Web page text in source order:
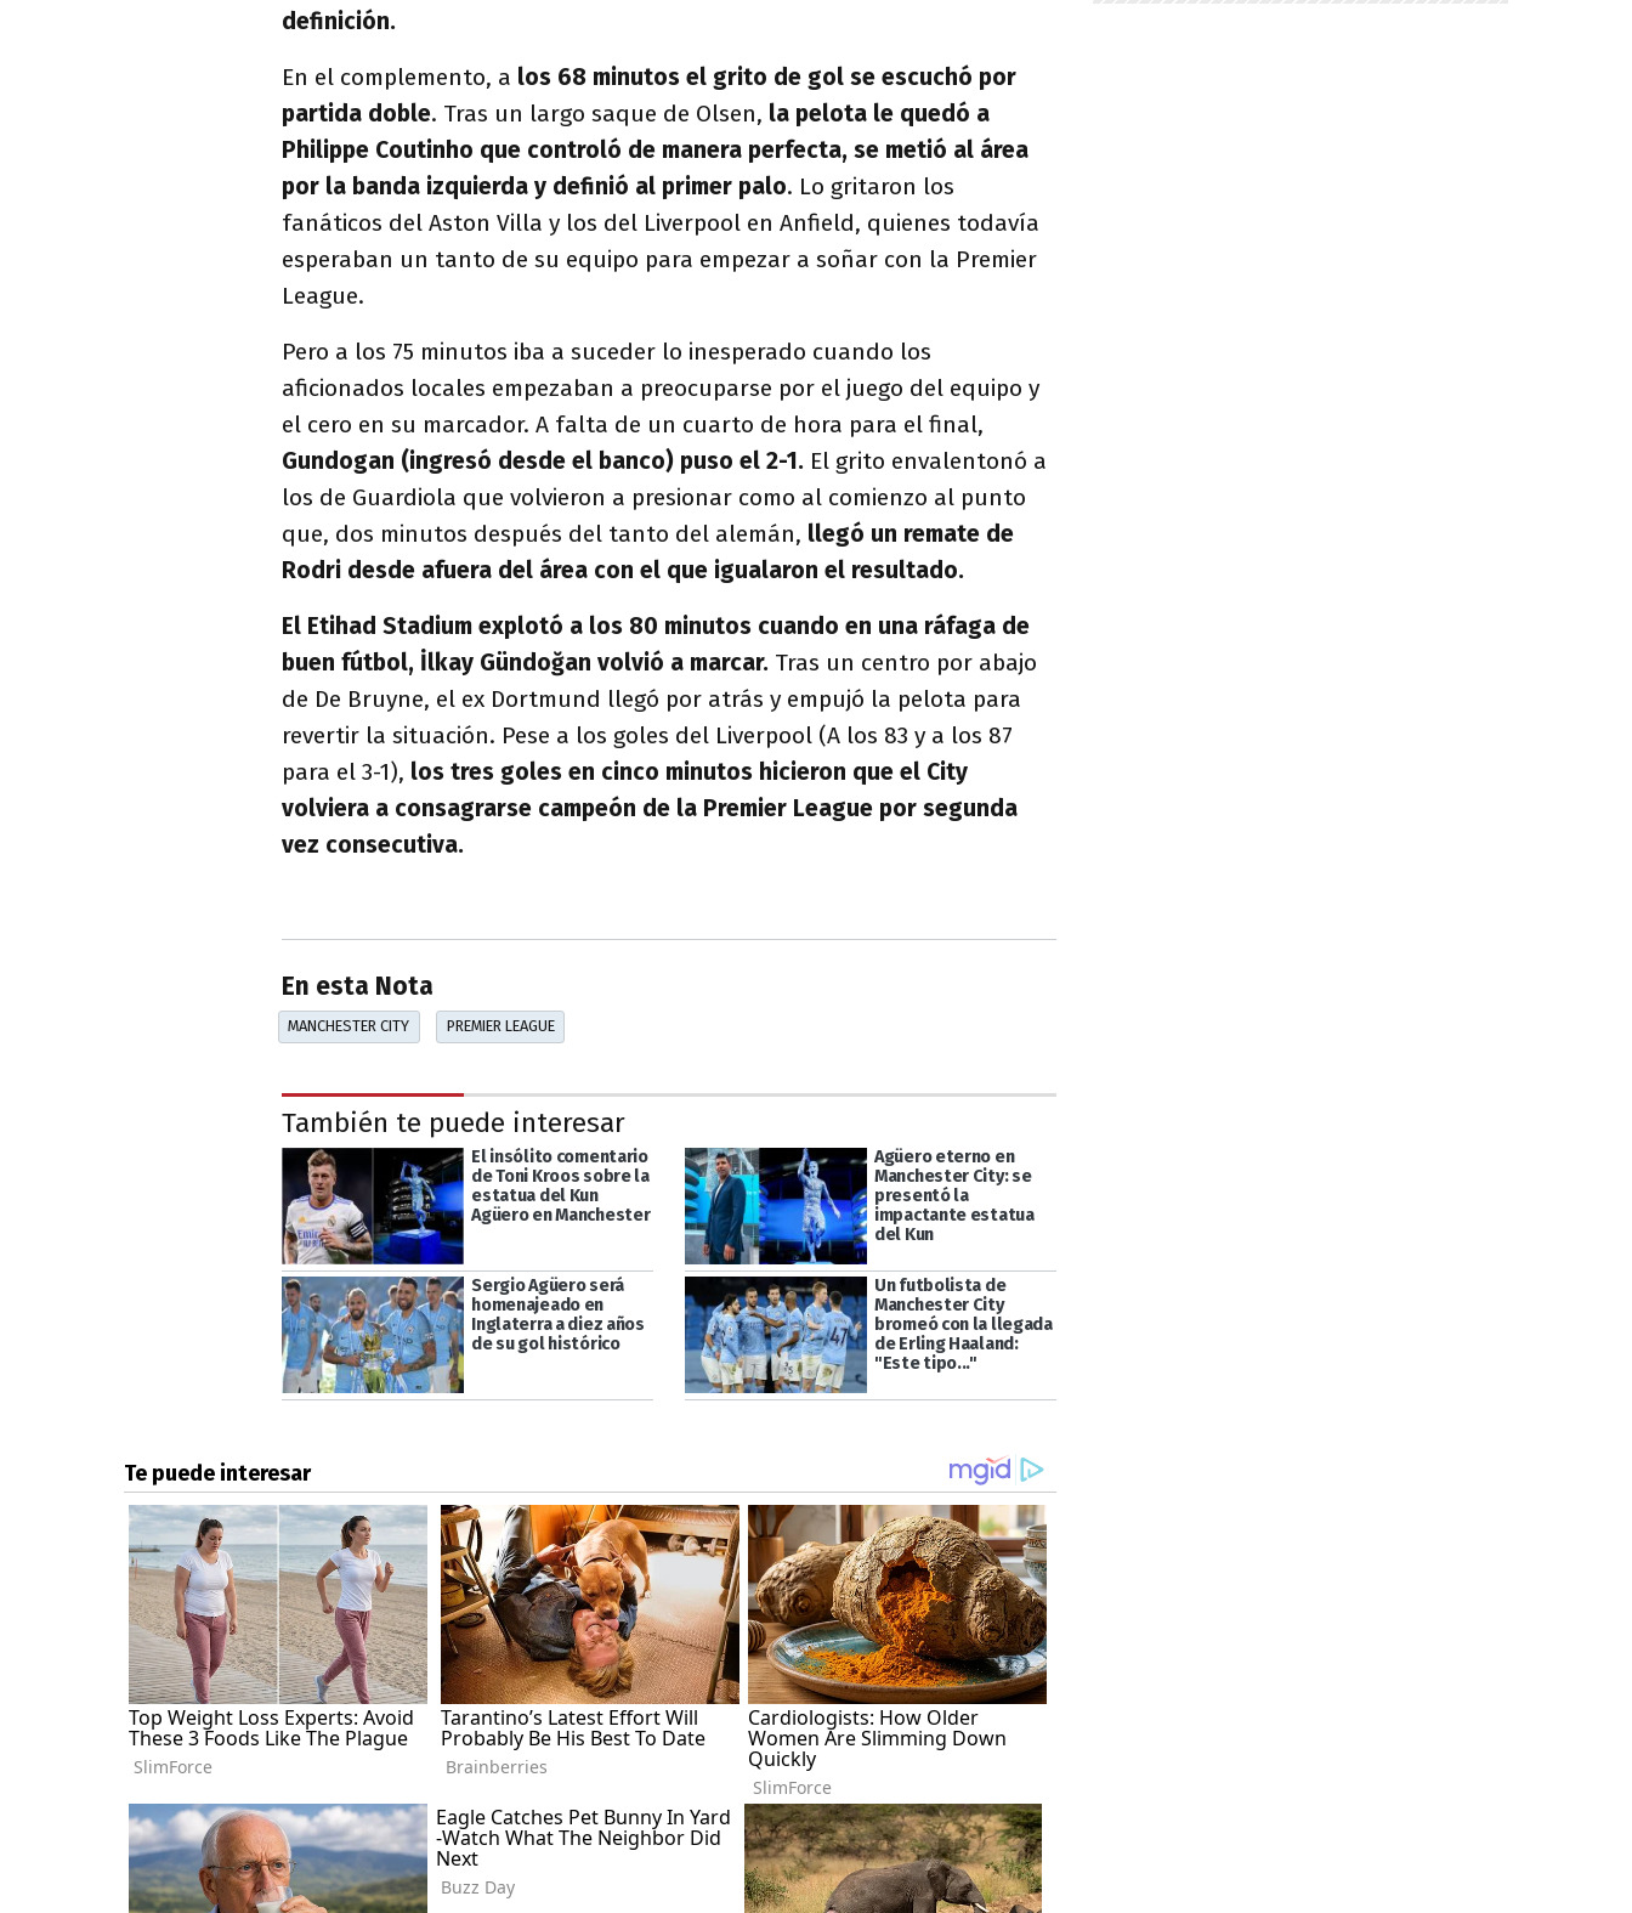
definición.
En el complemento, a los 68 minutos el grito de gol se escuchó por
partida doble. Tras un largo saque de Olsen, la pelota le quedó a
Philippe Coutinho que controló de manera perfecta, se metió al área
por la banda izquierda y definió al primer palo. Lo gritaron los
fanáticos del Aston Villa y los del Liverpool en Anfield, quienes todavía
esperaban un tanto de su equipo para empezar a soñar con la Premier
League.
Pero a los 75 minutos iba a suceder lo inesperado cuando los
aficionados locales empezaban a preocuparse por el juego del equipo y
el cero en su marcador. A falta de un cuarto de hora para el final,
Gundogan (ingresó desde el banco) puso el 2-1. El grito envalentonó a
los de Guardiola que volvieron a presionar como al comienzo al punto
que, dos minutos después del tanto del alemán, llegó un remate de
Rodri desde afuera del área con el que igualaron el resultado.
El Etihad Stadium explotó a los 80 minutos cuando en una ráfaga de
buen fútbol, İlkay Gündoğan volvió a marcar. Tras un centro por abajo
de De Bruyne, el ex Dortmund llegó por atrás y empujó la pelota para
revertir la situación. Pese a los goles del Liverpool (A los 83 y a los 87
para el 3-1), los tres goles en cinco minutos hicieron que el City
volviera a consagrarse campeón de la Premier League por segunda
vez consecutiva.
En esta Nota
MANCHESTER CITY PREMIER LEAGUE
También te puede interesar
El insólito comentario
de Toni Kroos sobre la
estatua del Kun
Agüero en Manchester
Agüero eterno en
Manchester City: se
presentó la
impactante estatua
del Kun
Sergio Agüero será
homenajeado en
Inglaterra a diez años
de su gol histórico
Un futbolista de
Manchester City
bromeó con la llegada
de Erling Haaland:
"Este tipo..."